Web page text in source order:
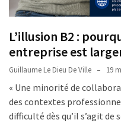
L’illusion B2 :
entreprise est
Guillaume Le Dieu De Ville 19
« Une minorité de
des contextes
difficulté dès qu’il s’agit de